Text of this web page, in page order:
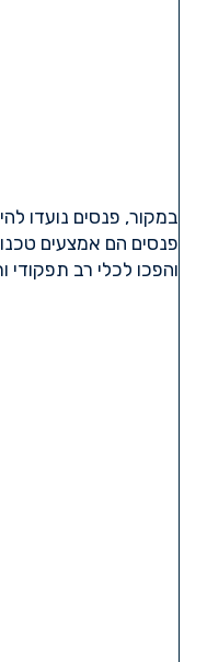
במקור, פנסים נועדו
פנסים הם אמצעים
והפכו לכלי רב תפקודי